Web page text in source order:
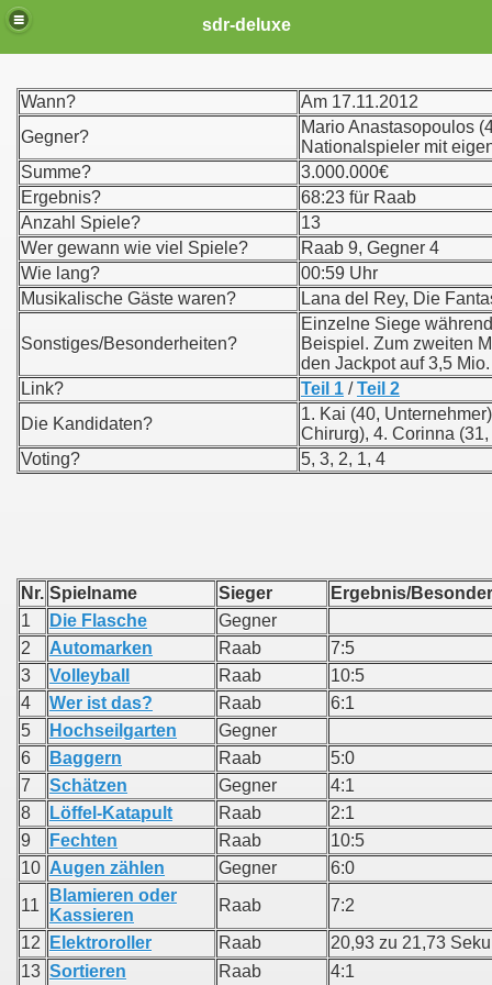
sdr-deluxe
Wann?
Am 17.11.2012
Gegner?
Mario Anastasopoulos
Nationalspieler mit
Summe?
3.000.000€
Ergebnis?
68:23 für Raab
Anzahl Spiele?
13
Wer gewann wie viel Spiele?
Raab 9, Gegner 4
Wie lang?
00:59 Uhr
Musikalische Gäste waren?
Lana del Rey, Die
Sonstiges/Besonderheiten?
Einzelne Siege
Beispiel. Zum zweiten
den Jackpot auf 3,5
Link?
Teil 1 /Teil 2
Die Kandidaten?
1. Kai (40,
Chirurg), 4. Corinna
Voting?
5, 3, 2, 1, 4
Nr. Spielname Sieger
Ergebnis/
1
Die Flasche
Gegner
2
Automarken Raab
7:5
3
Volleyball Raab
10:5
4
Wer ist das? Raab
6:1
5
Hochseilgarten
Gegner
6
Baggern Raab
5:0
7
Schätzen Gegner
4:1
8
Löffel-Katapult Raab
2:1
9
Fechten Raab
10:5
10 Augen zählen Gegner
6:0
11
Blamieren oder
Kassieren
Raab
7:2
12
Elektroroller Raab
20,93 zu 21,73
13 Sortieren Raab 4:1